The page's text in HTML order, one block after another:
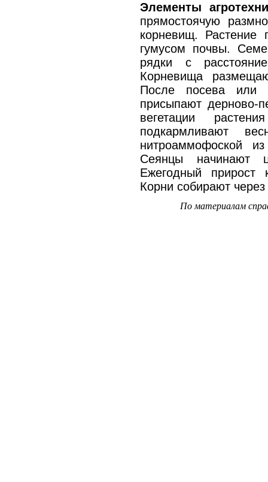
Элементы
прямостоячую
корневищ. Растение
гумусом почвы.
рядки с
Корневища
После посева или
присыпают дерново-
вегетации
подкармливают
нитроаммофоской
Сеянцы начинают
Ежегодный прирост
Корни собирают
По материалам